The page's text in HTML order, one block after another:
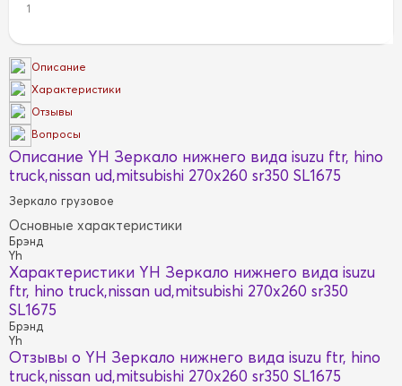
1
Описание
Характеристики
Отзывы
Вопросы
Описание YH Зеркало нижнего вида isuzu ftr, hino
truck,nissan ud,mitsubishi 270x260 sr350 SL1675
Зеркало грузовое
Основные характеристики
Брэнд
Yh
Характеристики YH Зеркало нижнего вида isuzu
ftr, hino truck,nissan ud,mitsubishi 270x260 sr350
SL1675
Брэнд
Yh
Отзывы о YH Зеркало нижнего вида isuzu ftr, hino
truck,nissan ud,mitsubishi 270x260 sr350 SL1675